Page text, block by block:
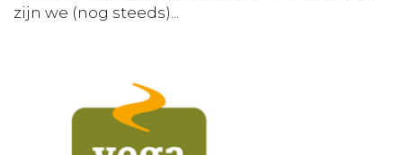
zijn we (nog steeds)...